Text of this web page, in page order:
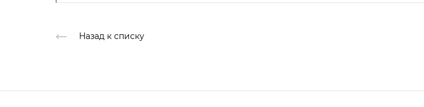
Назад к списку